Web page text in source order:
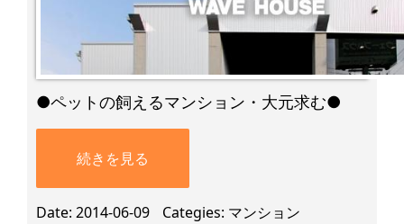
●ペットの飼えるマンション・大元求む●
続きを見る
Date 2014-06-09 Categies マンション